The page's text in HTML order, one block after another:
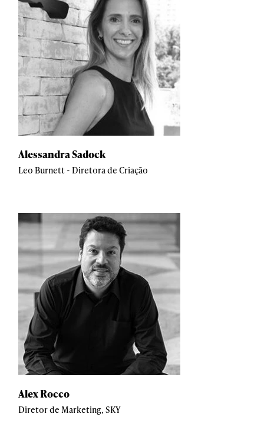
Alessandra Sadock
Leo Burnett - Diretora de Criação
Alex Rocco
Diretor de Marketing, SKY